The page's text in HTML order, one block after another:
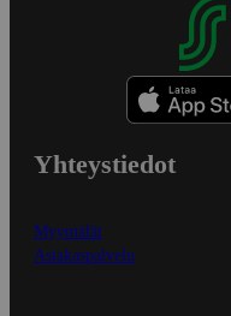
Yhteystiedot
Myymälät
Asiakaspalvelu